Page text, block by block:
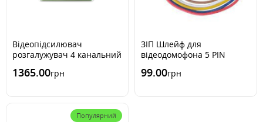
Відеопідсилювач
розгалужувач 4 канальний
1365.00грн
ЗІП Шлейф для
відеодомофона 5 PIN
99.00грн
Популярний